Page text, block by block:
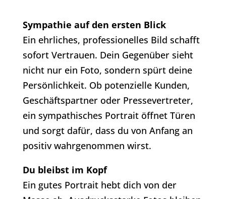
Sympathie auf den ersten Blick
Ein ehrliches, professionelles Bild schafft
sofort Vertrauen. Dein Gegenüber sieht
nicht nur ein Foto, sondern spürt deine
Persönlichkeit. Ob potenzielle Kunden,
Geschäftspartner oder Pressevertreter,
ein sympathisches Portrait öffnet Türen
und sorgt dafür, dass du von Anfang an
positiv wahrgenommen wirst.
Du bleibst im Kopf
Ein gutes Portrait hebt dich von der